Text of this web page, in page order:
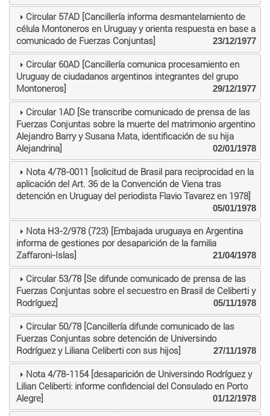
Circular 57AD [Cancillería informa desmantelamiento de
célula Montoneros en Uruguay y orienta respuesta en base a
comunicado de Fuerzas Conjuntas]
23/12/1977
Circular 60AD [Cancillería comunica procesamiento en
Uruguay de ciudadanos argentinos integrantes del grupo
Montoneros]
29/12/1977
Circular 1AD [Se transcribe comunicado de prensa de las
Fuerzas Conjuntas sobre la muerte del matrimonio argentino
Alejandro Barry y Susana Mata, identificación de su hija
Alejandrina]
02/01/1978
Nota 4/78-0011 [solicitud de Brasil para reciprocidad en la
aplicación del Art. 36 de la Convención de Viena tras
detención en Uruguay del periodista Flavio Tavarez en 1978]
05/01/1978
Nota H3-2/978 (723) [Embajada uruguaya en Argentina
informa de gestiones por desaparición de la familia
Zaffaroni-Islas]
21/04/1978
Circular 53/78 [Se difunde comunicado de prensa de las
Fuerzas Conjuntas sobre el secuestro en Brasil de Celiberti y
Rodríguez]
05/11/1978
Circular 50/78 [Cancillería difunde comunicado de las
Fuerzas Conjuntas sobre detención de Universindo
Rodríguez y Liliana Celiberti con sus hijos]
27/11/1978
Nota 4/78-1154 [desaparición de Universindo Rodríguez y
Lilian Celiberti: informe confidencial del Consulado en Porto
Alegre]
01/12/1978